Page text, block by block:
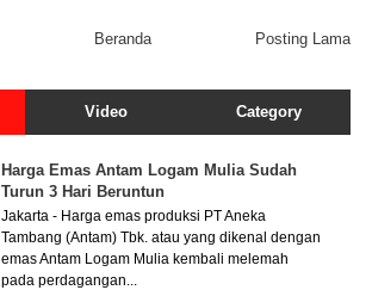
Posting Lama
Beranda
Video Category
Harga Emas Antam Logam Mulia Sudah
Turun 3 Hari Beruntun
Jakarta - Harga emas produksi PT Aneka
Tambang (Antam) Tbk. atau yang dikenal dengan
emas Antam Logam Mulia kembali melemah
pada perdagangan...